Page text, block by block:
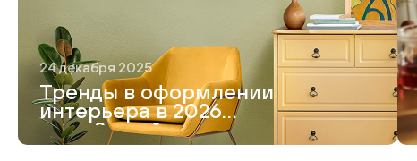
24 декабря 2025
Тренды в оформлении
интерьера в 2026
году. 8 идей модного
дизайна